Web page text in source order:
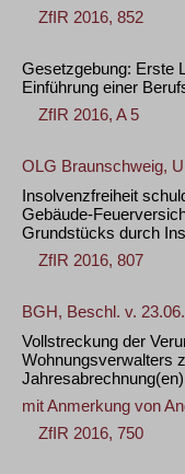
ZfIR 2016, 852
Gesetzgebung: Erste
Einführung einer
ZfIR 2016, A 5
OLG Braunschweig,
Insolvenzfreiheit
Gebäude-
Grundstücks durch
ZfIR 2016, 807
BGH, Beschl. v.
Vollstreckung der
Wohnungsverwalters
mit Anmerkung von
ZfIR 2016, 750